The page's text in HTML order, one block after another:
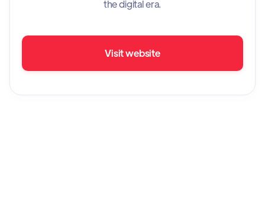
the digital era.
Visit website